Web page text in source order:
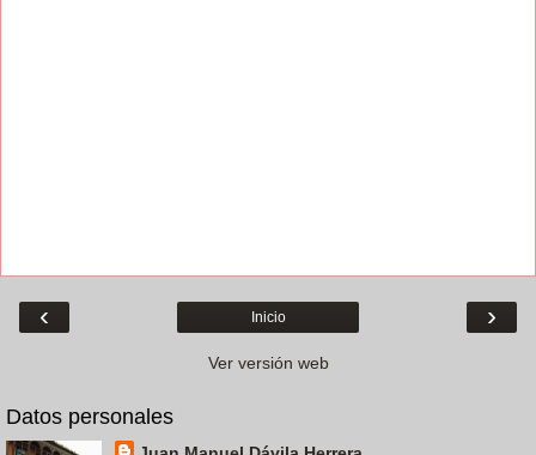
‹ ›
Inicio
Ver versión web
Datos personales